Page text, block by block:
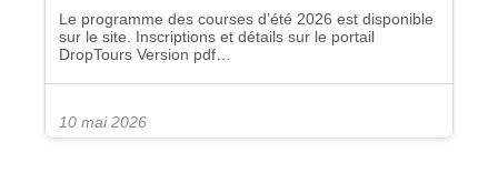
Le programme des courses d’été 2026 est disponible
sur le site. Inscriptions et détails sur le portail
DropTours Version pdf…
10 mai 2026